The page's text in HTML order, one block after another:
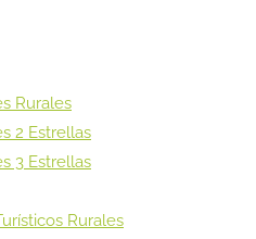
Rurales
2 Estrellas
3 Estrellas
Rurales